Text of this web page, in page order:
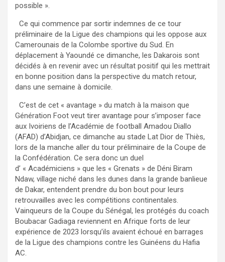
possible ».
Ce qui commence par sortir indemnes de ce tour
préliminaire de la Ligue des champions qui les oppose aux
Camerounais de la Colombe sportive du Sud. En
déplacement à Yaoundé ce dimanche, les Dakarois sont
décidés à en revenir avec un résultat positif qui les mettrait
en bonne position dans la perspective du match retour,
dans une semaine à domicile.
C’est de cet « avantage » du match à la maison que
Génération Foot veut tirer avantage pour s’imposer face
aux Ivoiriens de l’Académie de football Amadou Diallo
(AFAD) d’Abidjan, ce dimanche au stade Lat Dior de Thiès,
lors de la manche aller du tour préliminaire de la Coupe de
la Confédération. Ce sera donc un duel
d’ « Académiciens » que les « Grenats » de Déni Biram
Ndaw, village niché dans les dunes dans la grande banlieue
de Dakar, entendent prendre du bon bout pour leurs
retrouvailles avec les compétitions continentales.
Vainqueurs de la Coupe du Sénégal, les protégés du coach
Boubacar Gadiaga reviennent en Afrique forts de leur
expérience de 2023 lorsqu’ils avaient échoué en barrages
de la Ligue des champions contre les Guinéens du Hafia
AC.